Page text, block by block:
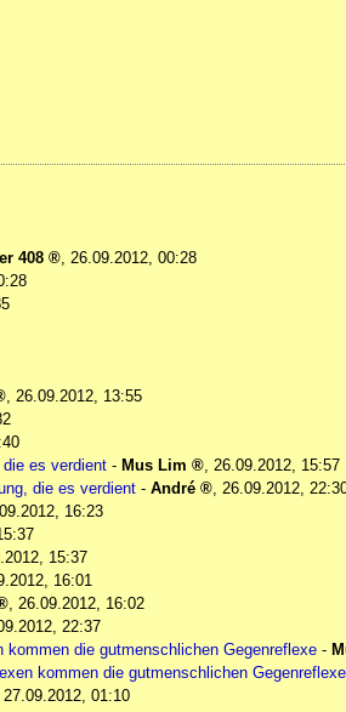
408 , 26.09.2012, 00:28
, 26.09.2012, 13:55
es verdient - Mus Lim , 26.09.2012, 15:57
die es verdient - André , 26.09.2012,
16:23
15:37
16:01
, 26.09.2012, 16:02
22:37
kommen die gutmenschlichen Gegenreflexe -
kommen die gutmenschlichen Gegenreflexe
27.09.2012, 01:10